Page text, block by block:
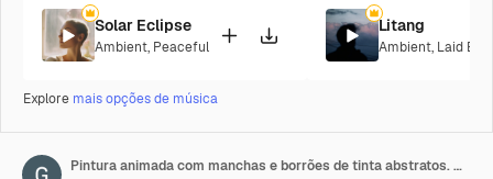
Solar Eclipse
Ambient, Peaceful
Litang
Ambient, Laid
Explore mais opções de música
Pintura animada com manchas e borrões de tinta abstratos. Composições minimalistas abstratas de manchas de aquarela pintadas à mão em fundo claro para o seu design. Movimento gráfico 4K.